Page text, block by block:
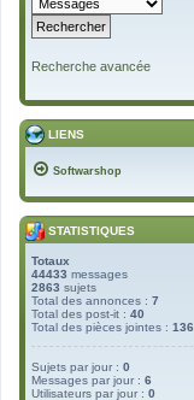
Recherche avancée
LIENS
Softwarshop
STATISTIQUES
Totaux
44433 messages
2863 sujets
Total des annonces : 7
Total des post-it : 40
Total des pièces jointes : 136
Sujets par jour : 0
Messages par jour : 6
Utilisateurs par jour : 0